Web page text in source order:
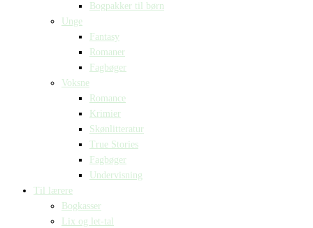
Bogpakker til børn
Unge
Fantasy
Romaner
Fagbøger
Voksne
Romance
Krimier
Skønlitteratur
True Stories
Fagbøger
Undervisning
Til lærere
Bogkasser
Lix og let-tal